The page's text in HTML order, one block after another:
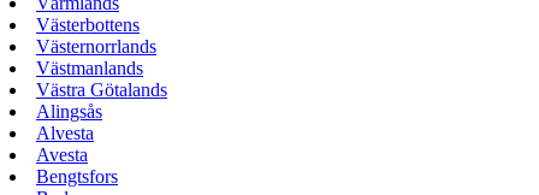
Västerbottens
Västernorrlands
Västmanlands
Västra Götalands
Alingsås
Alvesta
Avesta
Bengtsfors